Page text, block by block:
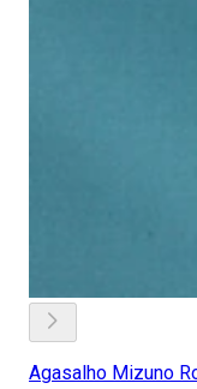
Agasalho Mizuno